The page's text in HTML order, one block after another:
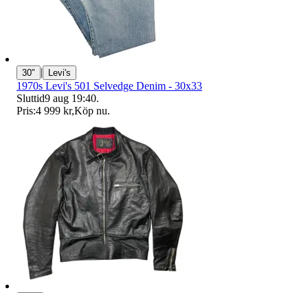
30" | Levi's
1970s Levi's 501 Selvedge Denim - 30x33
Sluttid9 aug 19:40.
Pris:4 999 kr,Köp nu.